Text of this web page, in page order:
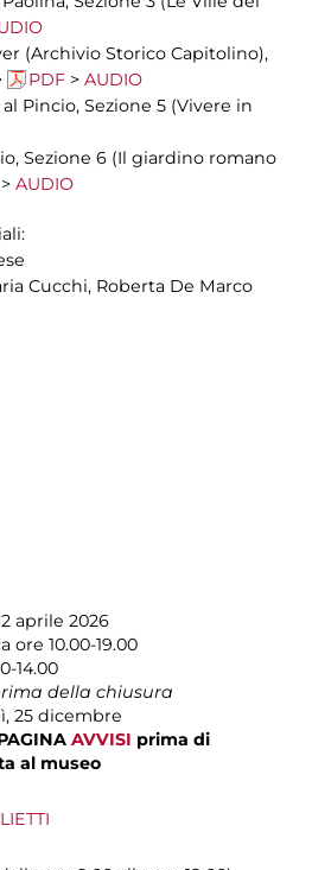
(Archivio Storico Capitolino),
PDF > AUDIO
Pincio, Sezione 5 (Vivere in
Sezione 6 (Il giardino romano
> AUDIO
Cucchi, Roberta De Marco
aprile 2026
10.00-19.00
14.00
della chiusura
25 dicembre
AVVISI prima di
al museo